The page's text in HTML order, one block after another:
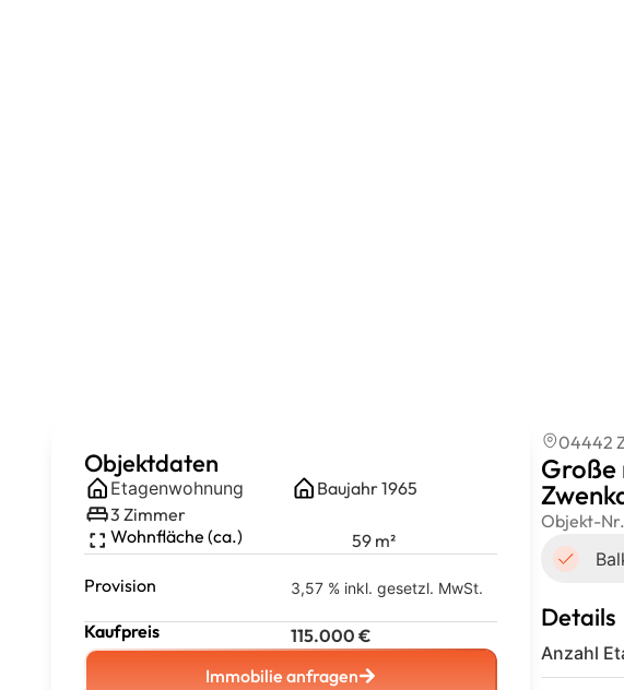
Objektdaten
Etagenwohnung Baujahr1965
3 Zimmer
Wohnfläche (ca.)
59 m²
Provision 3,57 % inkl. gesetzl. MwSt.
Kaufpreis 115.000 €
Immobilie anfragen
04442
Große
Objekt-
Details
Anzahl